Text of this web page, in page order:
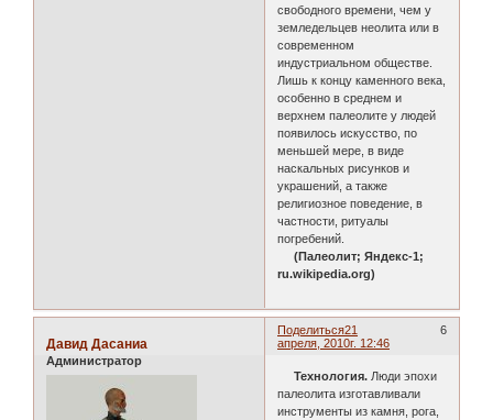
свободного времени, чем у
земледельцев неолита или в
современном
индустриальном обществе.
Лишь к концу каменного века,
особенно в среднем и
верхнем палеолите у людей
появилось искусство, по
меньшей мере, в виде
наскальных рисунков и
украшений, а также
религиозное поведение, в
частности, ритуалы
погребений.
(Палеолит; Яндекс-1;
ru.wikipedia.org)
Поделиться 6
21
апреля, 2010г. 12:46
Давид Дасаниа
Администратор
Технология. Люди эпохи
палеолита изготавливали
инструменты из камня, рога,